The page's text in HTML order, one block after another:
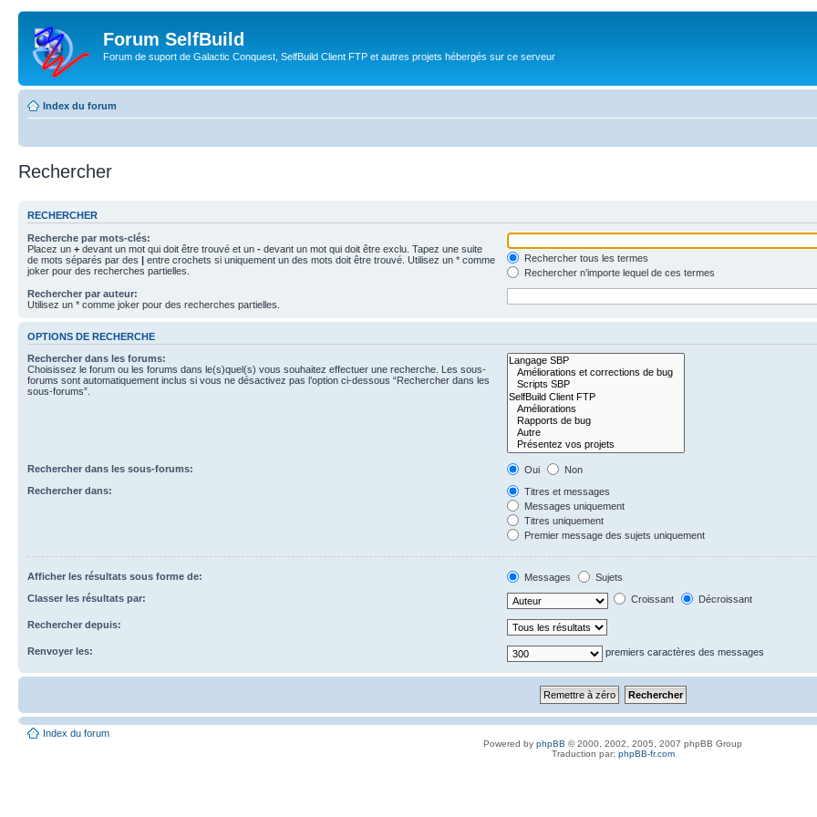
Forum SelfBuild
Forum de suport de Galactic Conquest, SelfBuild Client FTP et autres projets hébergés sur ce serveur
Index du forum
Rechercher
RECHERCHER
Recherche par mots-clés:
Placez un + devant un mot qui doit être trouvé et un - devant un mot qui doit être exclu. Tapez une suite
de mots séparés par des | entre crochets si uniquement un des mots doit être trouvé. Utilisez un * comme
joker pour des recherches partielles.
Rechercher tous les termes
Rechercher n’importe lequel de ces termes
Rechercher par auteur:
Utilisez un * comme joker pour des recherches partielles.
OPTIONS DE RECHERCHE
Rechercher dans les forums:
Choisissez le forum ou les forums dans le(s)quel(s) vous souhaitez effectuer une recherche. Les sous-
forums sont automatiquement inclus si vous ne désactivez pas l’option ci-dessous “Rechercher dans les
sous-forums”.
Rechercher dans les sous-forums: Oui
Non
Rechercher dans:
Titres et messages
Messages uniquement
Titres uniquement
Premier message des sujets uniquement
Afficher les résultats sous forme de: Messages
Sujets
Classer les résultats par:
Croissant Décroissant
Rechercher depuis:
Renvoyer les: premiers caractères des messages
Index du forum
Powered by phpBB © 2000, 2002, 2005, 2007 phpBB Group
Traduction par: phpBB-fr.com